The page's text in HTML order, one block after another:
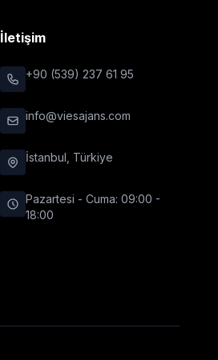
İletişim
+90 (539) 237 61 95
info@viesajans.com
İstanbul, Türkiye
Pazartesi - Cuma: 09:00 -
18:00